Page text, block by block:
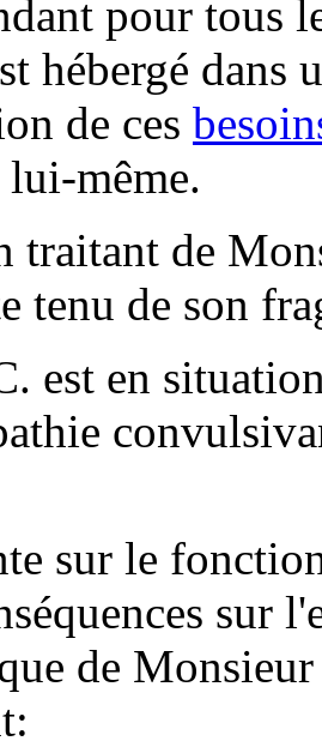
pour tous
hébergé dans
de ces
lui-même.
traitant de
tenu de son
est en
sur le
sur
de